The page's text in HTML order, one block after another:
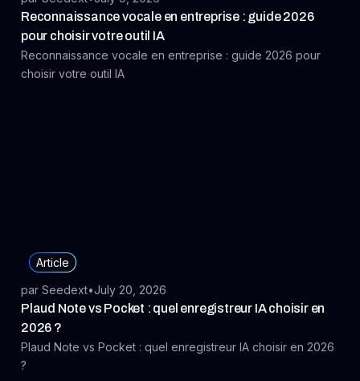
Reconnaissance vocale en entreprise : guide 2026
pour choisir votre outil IA
Reconnaissance vocale en entreprise : guide 2026 pour
choisir votre outil IA
Article
par Seedext•July 20, 2026
Plaud Note vs Pocket : quel enregistreur IA choisir en
2026 ?
Plaud Note vs Pocket : quel enregistreur IA choisir en 2026
?